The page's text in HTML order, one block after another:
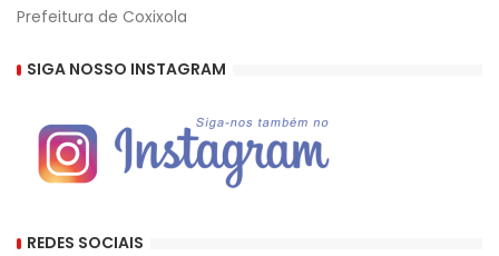
Prefeitura de Coxixola
SIGA NOSSO INSTAGRAM
REDES SOCIAIS